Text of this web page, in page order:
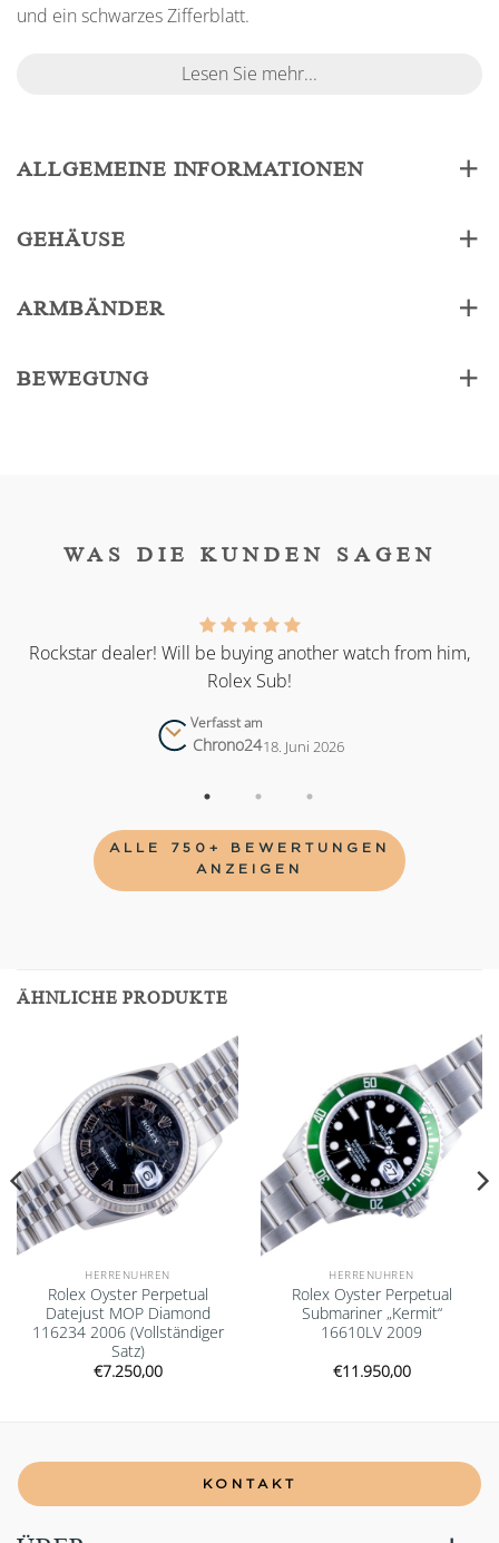
und ein schwarzes Zifferblatt.
Lesen Sie mehr...
ALLGEMEINE INFORMATIONEN
GEHÄUSE
ARMBÄNDER
BEWEGUNG
WAS DIE KUNDEN SAGEN
Rockstar dealer! Will be buying another watch from him,
Rolex Sub!
Verfasst am
Chrono2418. Juni 2026
ALLE 750+ BEWERTUNGEN
ANZEIGEN
ÄHNLICHE PRODUKTE
Add to
wishlist
HERRENUHREN
Rolex Oyster Perpetual
Datejust MOP Diamond
116234 2006 (Vollständiger
Satz)
€7.250,00
Add to
wishlist
HERRENUHREN
Rolex Oyster Perpetual
Submariner „Kermit“
16610LV 2009
€11.950,00
KONTAKT